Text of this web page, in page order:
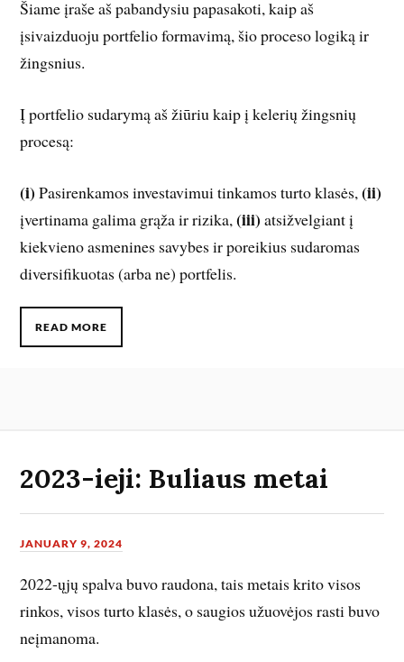
Šiame įraše aš pabandysiu papasakoti, kaip aš
įsivaizduoju portfelio formavimą, šio proceso logiką ir
žingsnius.
Į portfelio sudarymą aš žiūriu kaip į kelerių žingsnių
procesą:
(i) Pasirenkamos investavimui tinkamos turto klasės,(ii)
įvertinama galima grąža ir rizika,(iii)atsižvelgiant į
kiekvieno asmenines savybes ir poreikius sudaromas
diversifikuotas (arba ne) portfelis.
READ MORE
2023-ieji: Buliaus metai
JANUARY 9, 2024
2022-ųjų spalva buvo raudona, tais metais krito visos
rinkos, visos turto klasės, o saugios užuovėjos rasti buvo
neįmanoma.